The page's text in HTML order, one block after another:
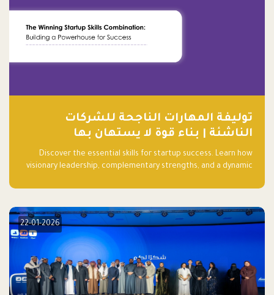
توليفة المهارات الناجحة للشركات
الناشئة | بناء قوة لا يستهان بها
Discover the essential skills for startup success. Learn how
visionary leadership, complementary strengths, and a dynamic
elevate your startup! Follow us @FalakHub
22-01-2026